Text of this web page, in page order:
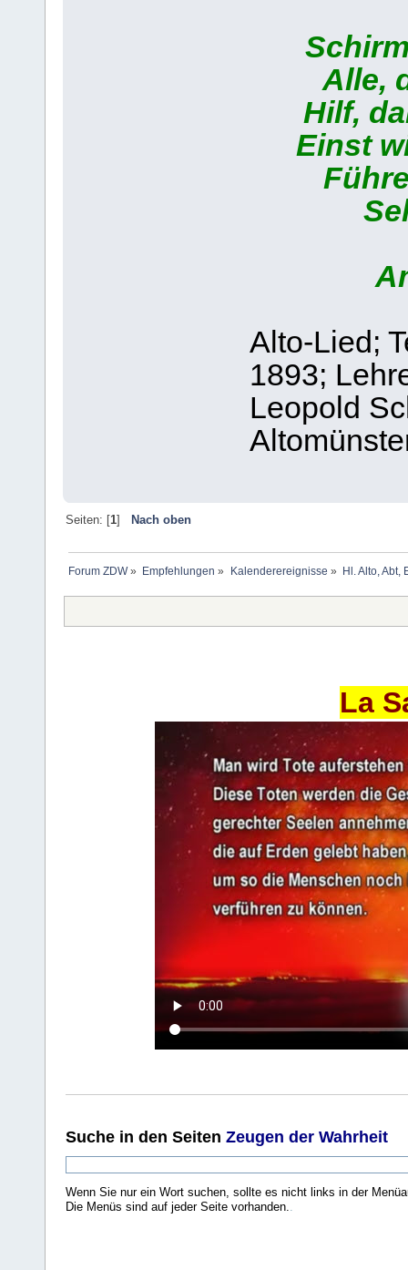
Alle,
Hilf,
Einst
Alto-Lied;
1893;
Leopold
Seiten: [1] Nach oben
Forum ZDW» Empfehlungen » Kalenderereignisse » Hl. Alto, Abt,
La
Suche in den Seiten Zeugen der Wahrheit
Wenn Sie nur ein Wort suchen, sollte es nicht links in der
Die Menüs sind auf jeder Seite vorhanden.